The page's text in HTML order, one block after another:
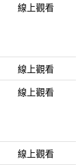
線上觀看
線上觀看
線上觀看
線上觀看